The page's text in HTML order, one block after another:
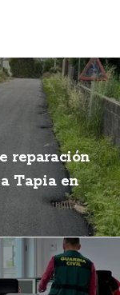
reparación
Tapia en